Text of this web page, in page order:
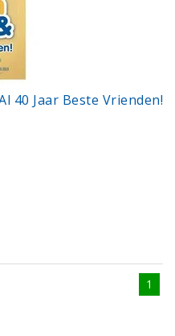
40 Jaar Beste Vrienden!
1